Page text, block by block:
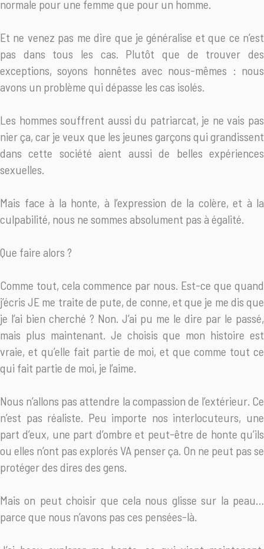
normale pour une femme que pour un homme.
Et ne venez pas me dire que je généralise et que ce n’est
pas dans tous les cas. Plutôt que de trouver des
exceptions, soyons honnêtes avec nous-mêmes : nous
avons un problème qui dépasse les cas isolés.
Les hommes souffrent aussi du patriarcat, je ne vais pas
nier ça, car je veux que les jeunes garçons qui grandissent
dans cette société aient aussi de belles expériences
sexuelles.
Mais face à la honte, à l’expression de la colère, et à la
culpabilité, nous ne sommes absolument pas à égalité.
Que faire alors ?
Comme tout, cela commence par nous. Est-ce que quand
j’écris JE me traite de pute, de conne, et que je me dis que
je l’ai bien cherché ? Non. J’ai pu me le dire par le passé,
mais plus maintenant. Je choisis que mon histoire est
vraie, et qu’elle fait partie de moi, et que comme tout ce
qui fait partie de moi, je l’aime.
Nous n’allons pas attendre la compassion de l’extérieur. Ce
n’est pas réaliste. Peu importe nos interlocuteurs, une
part d’eux, une part d’ombre et peut-être de honte qu’ils
ou elles n’ont pas explorés VA penser ça. On ne peut pas se
protéger des dires des gens.
Mais on peut choisir que cela nous glisse sur la peau…
parce que nous n’avons pas ces pensées-là.